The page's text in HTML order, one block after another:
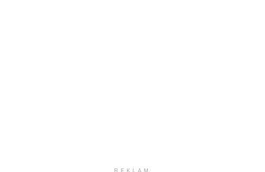
REKLAM